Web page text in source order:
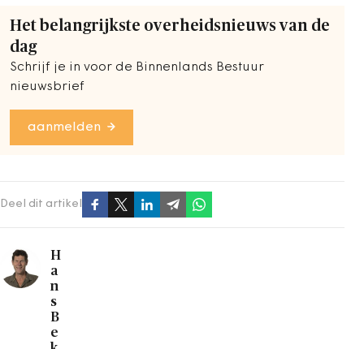
Het belangrijkste overheidsnieuws van de
dag
Schrijf je in voor de Binnenlands Bestuur
nieuwsbrief
aanmelden
Deel dit artikel
H
a
n
s
B
e